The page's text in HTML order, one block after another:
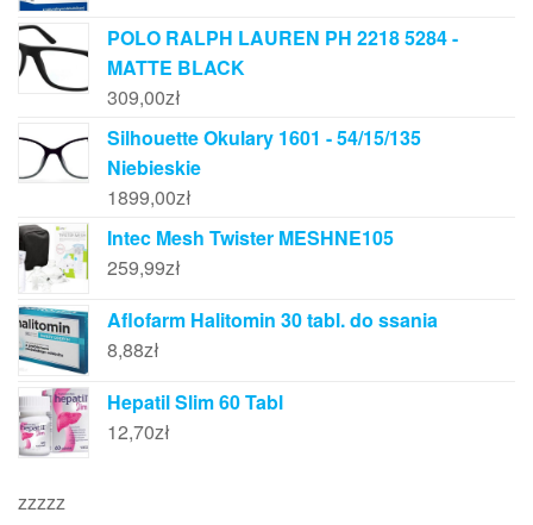
POLO RALPH LAUREN PH 2218 5284 -
MATTE BLACK
309,00zł
Silhouette Okulary 1601 - 54/15/135
Niebieskie
1899,00zł
Intec Mesh Twister MESHNE105
259,99zł
Aflofarm Halitomin 30 tabl. do ssania
8,88zł
Hepatil Slim 60 Tabl
12,70zł
zzzzz